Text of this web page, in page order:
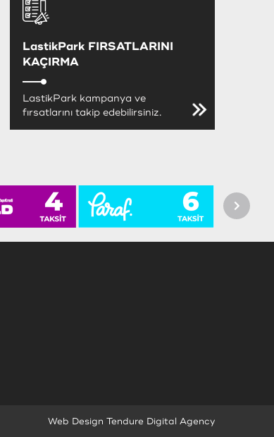
LastikPark FIRSATLARINI
KAÇIRMA
LastikPark kampanya ve
fırsatlarını takip edebilirsiniz.
Web Design Tendure Digital Agency